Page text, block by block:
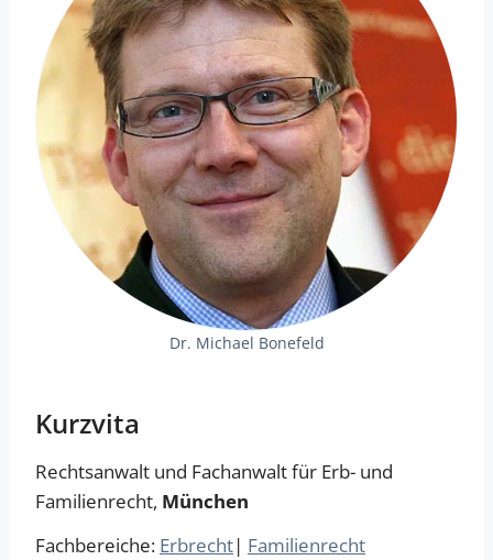
Dr. Michael Bonefeld
Kurzvita
Rechtsanwalt und Fachanwalt für Erb- und
Familienrecht, München
Fachbereiche: Erbrecht| Familienrecht